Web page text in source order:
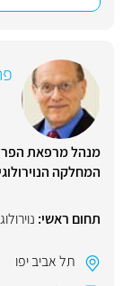
מנהל מרפאת
המחלקה
תחום ראשי:
תל אביב יפו